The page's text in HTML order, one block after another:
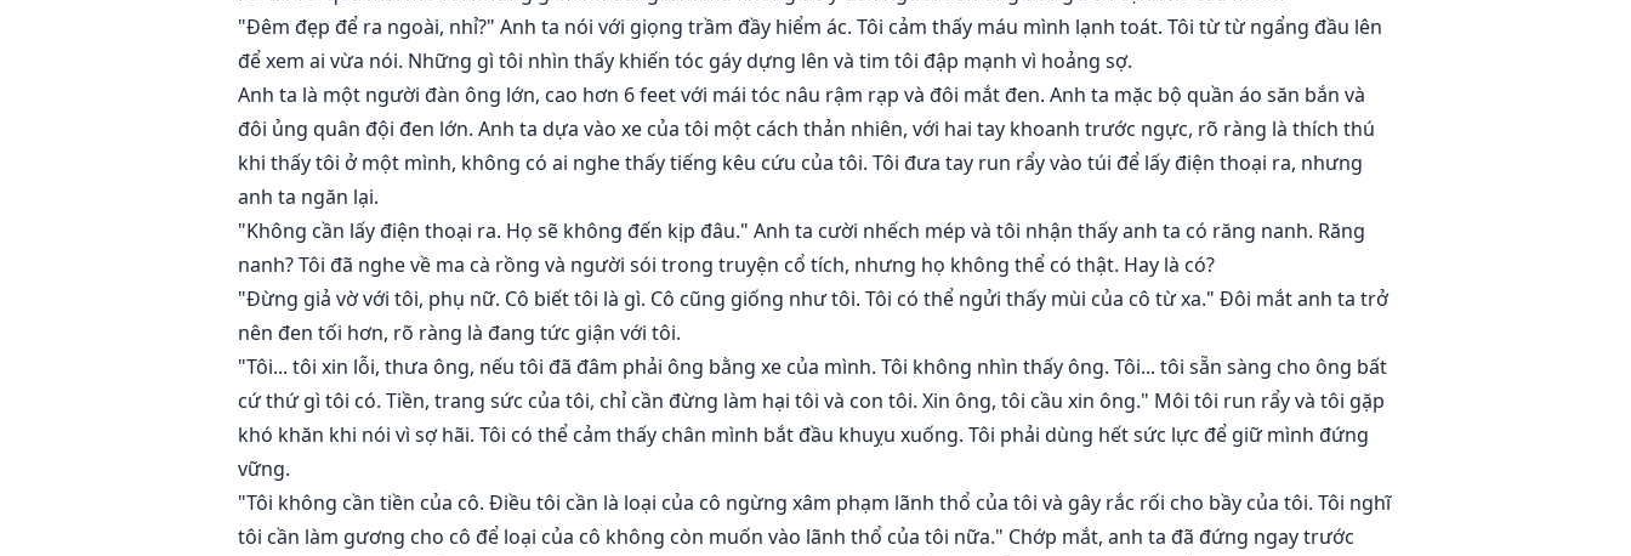
"Đêm đẹp để ra ngoài, nhỉ?" Anh ta nói với giọng trầm đầy hiểm ác. Tôi cảm thấy máu mình lạnh toát. Tôi từ từ ngẩng đầu lên
để xem ai vừa nói. Những gì tôi nhìn thấy khiến tóc gáy dựng lên và tim tôi đập mạnh vì hoảng sợ.
Anh ta là một người đàn ông lớn, cao hơn 6 feet với mái tóc nâu rậm rạp và đôi mắt đen. Anh ta mặc bộ quần áo săn bắn và
đôi ủng quân đội đen lớn. Anh ta dựa vào xe của tôi một cách thản nhiên, với hai tay khoanh trước ngực, rõ ràng là thích thú
khi thấy tôi ở một mình, không có ai nghe thấy tiếng kêu cứu của tôi. Tôi đưa tay run rẩy vào túi để lấy điện thoại ra, nhưng
anh ta ngăn lại.
"Không cần lấy điện thoại ra. Họ sẽ không đến kịp đâu." Anh ta cười nhếch mép và tôi nhận thấy anh ta có răng nanh. Răng
nanh? Tôi đã nghe về ma cà rồng và người sói trong truyện cổ tích, nhưng họ không thể có thật. Hay là có?
"Đừng giả vờ với tôi, phụ nữ. Cô biết tôi là gì. Cô cũng giống như tôi. Tôi có thể ngửi thấy mùi của cô từ xa." Đôi mắt anh ta trở
nên đen tối hơn, rõ ràng là đang tức giận với tôi.
"Tôi... tôi xin lỗi, thưa ông, nếu tôi đã đâm phải ông bằng xe của mình. Tôi không nhìn thấy ông. Tôi... tôi sẵn sàng cho ông bất
cứ thứ gì tôi có. Tiền, trang sức của tôi, chỉ cần đừng làm hại tôi và con tôi. Xin ông, tôi cầu xin ông." Môi tôi run rẩy và tôi gặp
khó khăn khi nói vì sợ hãi. Tôi có thể cảm thấy chân mình bắt đầu khuỵu xuống. Tôi phải dùng hết sức lực để giữ mình đứng
vững.
"Tôi không cần tiền của cô. Điều tôi cần là loại của cô ngừng xâm phạm lãnh thổ của tôi và gây rắc rối cho bầy của tôi. Tôi nghĩ
tôi cần làm gương cho cô để loại của cô không còn muốn vào lãnh thổ của tôi nữa." Chớp mắt, anh ta đã đứng ngay trước